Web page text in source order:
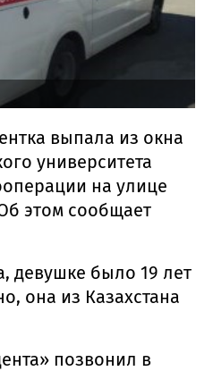
выпала из окна
университета
на улице
этом сообщает
девушке было 19 лет
она из Казахстана
позвонил в